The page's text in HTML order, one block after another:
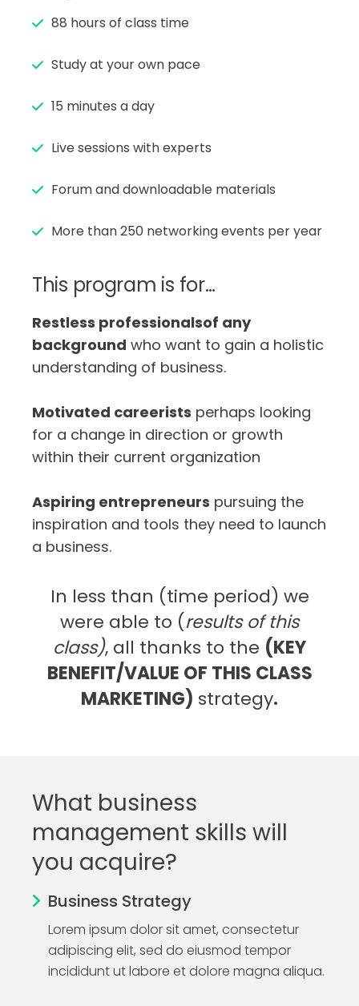
88 hours of class time
Study at your own pace
15 minutes a day
Live sessions with experts
Forum and downloadable materials
More than 250 networking events per year
This program is for…
Restless professionalsof any
background who want to gain a holistic
understanding of business.
Motivated careerists perhaps looking
for a change in direction or growth
within their current organization
Aspiring entrepreneurs pursuing the
inspiration and tools they need to launch
a business.
In less than (time period) we
were able to (results of this
class), all thanks to the (KEY
BENEFIT/VALUE OF THIS CLASS
MARKETING) strategy.
What business
management skills will
you acquire?
Business Strategy
Lorem ipsum dolor sit amet, consectetur
adipiscing elit, sed do eiusmod tempor
incididunt ut labore et dolore magna aliqua.